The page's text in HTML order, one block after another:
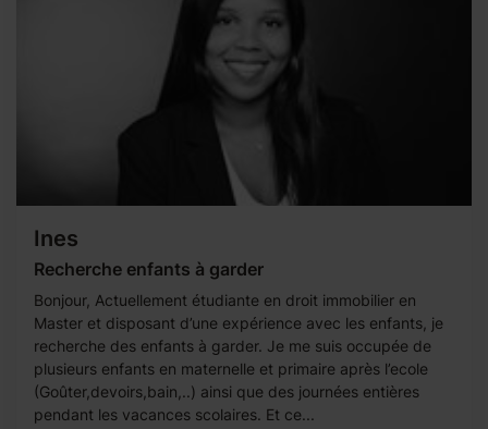
Ines
Recherche enfants à garder
Bonjour, Actuellement étudiante en droit immobilier en
Master et disposant d’une expérience avec les enfants, je
recherche des enfants à garder. Je me suis occupée de
plusieurs enfants en maternelle et primaire après l’ecole
(Goûter,devoirs,bain,..) ainsi que des journées entières
pendant les vacances scolaires. Et ce...